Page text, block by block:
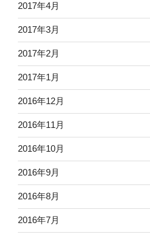
2017年4月
2017年3月
2017年2月
2017年1月
2016年12月
2016年11月
2016年10月
2016年9月
2016年8月
2016年7月